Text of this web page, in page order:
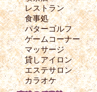
レストラン
食事処
パターゴルフ
ゲームコーナー
マッサージ
貸しアイロン
エステサロン
カラオケ